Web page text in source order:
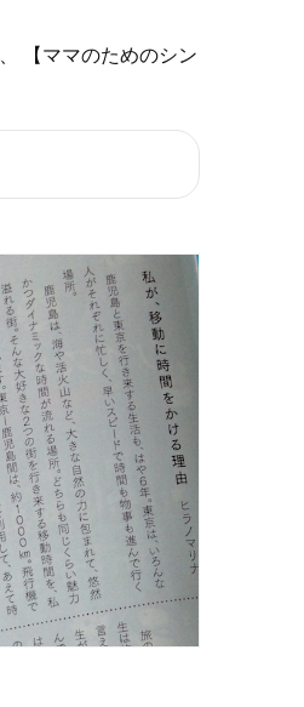
【ママのためのシン